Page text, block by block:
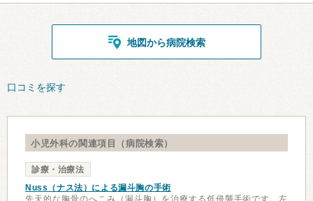
地図から病院検索
口コミを探す
小児外科の関連項目（病院検索）
診療・治療法
Nuss（ナス法）による漏斗胸の手術
先天的な胸骨のへこみ（漏斗胸）を治療する低侵襲手術です。左